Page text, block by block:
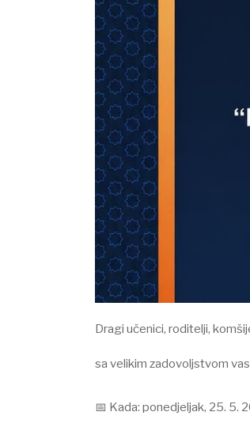
Dragi učenici, roditelji,
sa velikim zadovoljstvom
📅 Kada: ponedjeljak, 25. 5.